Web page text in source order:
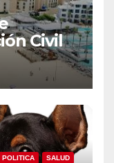
Civil
POLITICA SALUD